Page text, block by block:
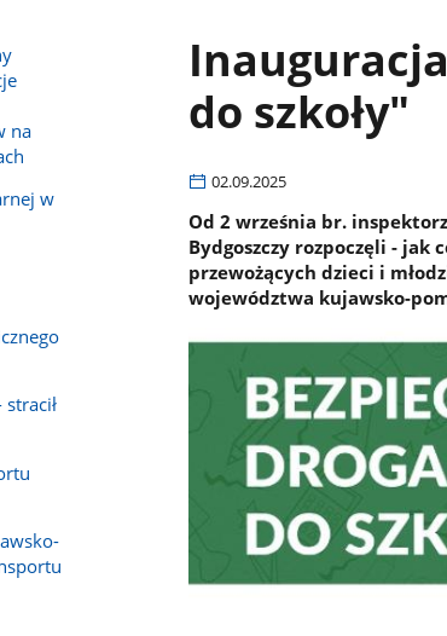
na
w
stracił
do szkoły"
02.09.2025
Od 2 września br.
Bydgoszczy rozpoczęli - jak
przewożących dzieci i
województwa kujawsko-